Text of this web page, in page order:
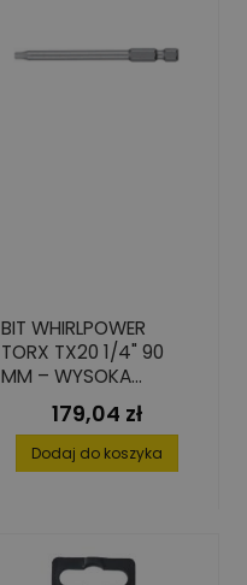
BIT WHIRLPOWER
TORX TX20 1/4" 90
MM – WYSOKA
PRECYZJA, 10 SZT.
Cena
179,04 zł
Dodaj do koszyka